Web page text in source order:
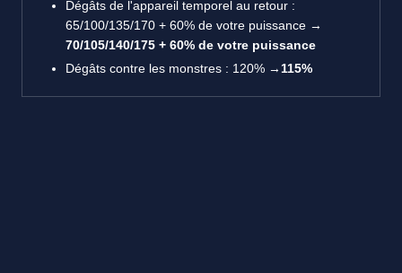
Dégâts de l'appareil temporel au retour :
65/100/135/170 + 60% de votre puissance →
70/105/140/175 + 60% de votre puissance
Dégâts contre les monstres : 120% → 115%